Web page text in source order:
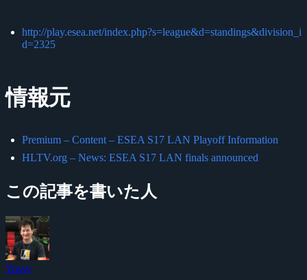
http://play.esea.net/index.php?s=league&d=standings&division_i
d=2325
情報元
Premium – Content – ESEA S17 LAN Playoff Information
HLTV.org – News: ESEA S17 LAN finals announced
この記事を書いた人
Yossy